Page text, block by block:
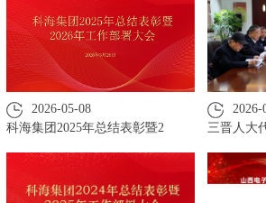
2026-05-08
科海集团2025年总结表彰暨2
2026-
三晋人大